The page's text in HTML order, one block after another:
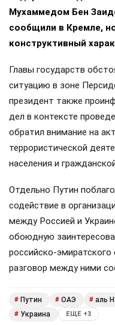
Мухаммедом Бен
сообщили в Кремле,
конструктивный
Главы государств
ситуацию в зоне
президент также
дел в контексте
обратил внимание на
террористической
населения и
Отдельно Путин
содействие в
между Россией и
обоюдную
российско-
разговор между ними
# Путин # ОАЭ # аль
# Украина ЕЩЕ +3